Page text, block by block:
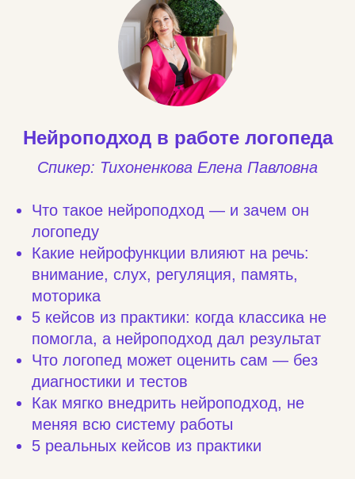
Нейроподход в работе логопеда
Спикер: Тихоненкова Елена Павловна
Что такое нейроподход — и зачем он
логопеду
Какие нейрофункции влияют на речь:
внимание, слух, регуляция, память,
моторика
5 кейсов из практики: когда классика не
помогла, а нейроподход дал результат
Что логопед может оценить сам — без
диагностики и тестов
Как мягко внедрить нейроподход, не
меняя всю систему работы
5 реальных кейсов из практики